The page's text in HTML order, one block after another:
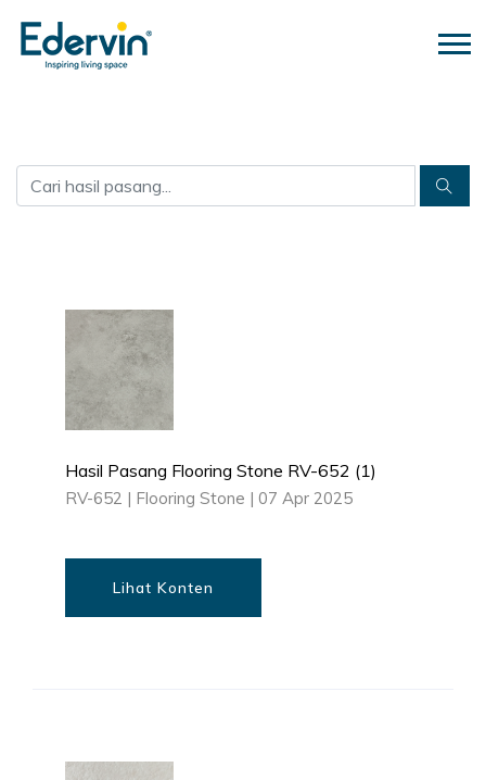
Hasil Pasang Flooring Stone RV-652 (1)
RV-652 | Flooring Stone | 07 Apr 2025
Lihat Konten